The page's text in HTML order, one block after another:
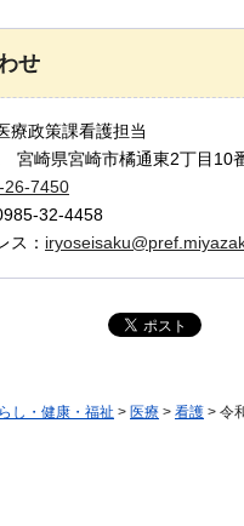
せ
療政策課看護担当
宮崎県宮崎市橘通東2丁目10
26-7450
32-4458
ス：
し・健康・福祉 > 医療 > 看護 > 令